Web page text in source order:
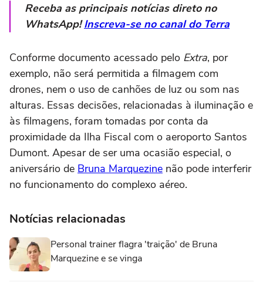
Receba as principais notícias direto no
WhatsApp!Inscreva-se no canal do Terra
Conforme documento acessado pelo Extra, por
exemplo, não será permitida a filmagem com
drones, nem o uso de canhões de luz ou som nas
alturas. Essas decisões, relacionadas à iluminação e
às filmagens, foram tomadas por conta da
proximidade da Ilha Fiscal com o aeroporto Santos
Dumont. Apesar de ser uma ocasião especial, o
aniversário de Bruna Marquezine não pode interferir
no funcionamento do complexo aéreo.
Notícias relacionadas
Personal trainer flagra 'traição' de Bruna
Marquezine e se vinga